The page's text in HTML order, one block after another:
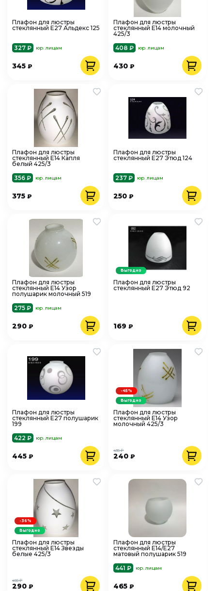
Плафон для люстры
стеклянный Е27 Альдекс 125
327 ₽ юр. лицам
345 ₽
Плафон для люстры
стеклянный Е14 молочный
425/3
408 ₽
юр. лицам
430₽
Плафон для люстры
стеклянный Е14 Капля
белый 425/3
356 ₽
юр. лицам
375 ₽
Плафон для люстры
стеклянный Е27 Этюд 124
237 ₽ юр. лицам
250₽
Плафон для люстры
стеклянный Е14 Узор
полушарик молочный 519
275 ₽
юр. лицам
290 ₽
Плафон для люстры
стеклянный Е27 Этюд 92
169₽
Выгодно
Плафон для люстры
стеклянный Е27 полушарик
199
422 ₽
юр. лицам
445 ₽
Плафон для люстры
стеклянный Е14 Узор
молочный 425/3
240₽
435 ₽
-45%
Выгодно
Плафон для люстры
стеклянный Е14 Звезды
белые 425/3
290 ₽
455 ₽
-36%
Выгодно
Плафон для люстры
стеклянный Е14/Е27
матовый полушарик 519
441 ₽
юр. лицам
465₽